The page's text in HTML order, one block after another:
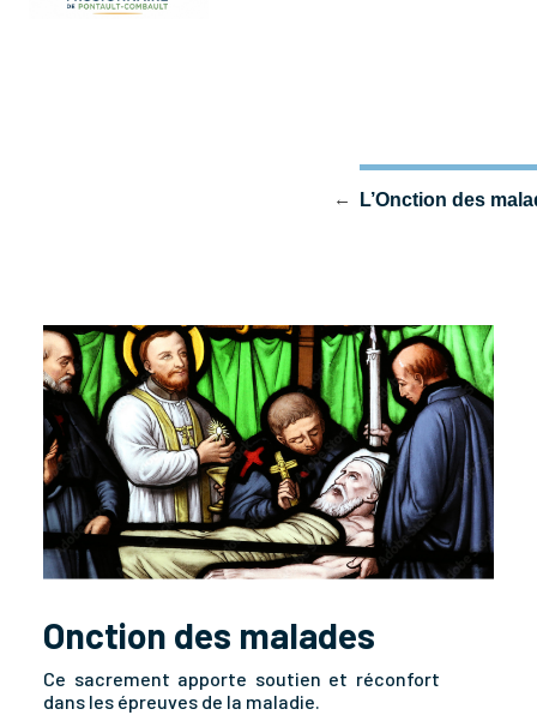
L’Onction des
Onction des malades
Ce sacrement apporte soutien et réconfort
dans les épreuves de la maladie.